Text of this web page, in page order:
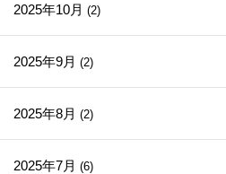
2025年10月 (2)
2025年9月 (2)
2025年8月 (2)
2025年7月 (6)